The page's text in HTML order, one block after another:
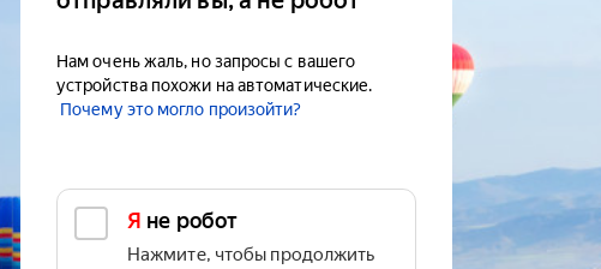
Нам очень жаль, но запросы с вашего
устройства похожи на автоматические.
Почему это могло произойти?
Я не робот
Нажмите, чтобы продолжить